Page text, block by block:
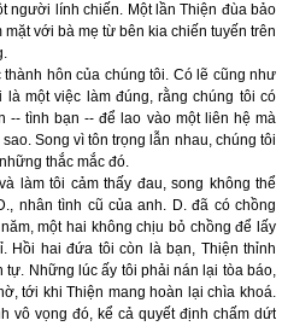
người lính chiến. Một lần Thiện đùa bảo
với bà mẹ từ bên kia chiến tuyến trên
hôn của chúng tôi. Có lẽ cũng như
một việc làm đúng, rằng chúng tôi có
-- tình bạn -- để lao vào một liên hệ mà
Song vì tôn trọng lẫn nhau, chúng tôi
thắc mắc đó.
làm tôi cảm thấy đau, song không thể
nhân tình cũ của anh. D. đã có chồng
một hai không chịu bỏ chồng để lấy
Hồi hai đứa tôi còn là bạn, Thiện thỉnh
Những lúc ấy tôi phải nán lại tòa báo,
tới khi Thiện mang hoàn lại chìa khoá.
vô vọng đó, kể cả quyết định chấm dứt